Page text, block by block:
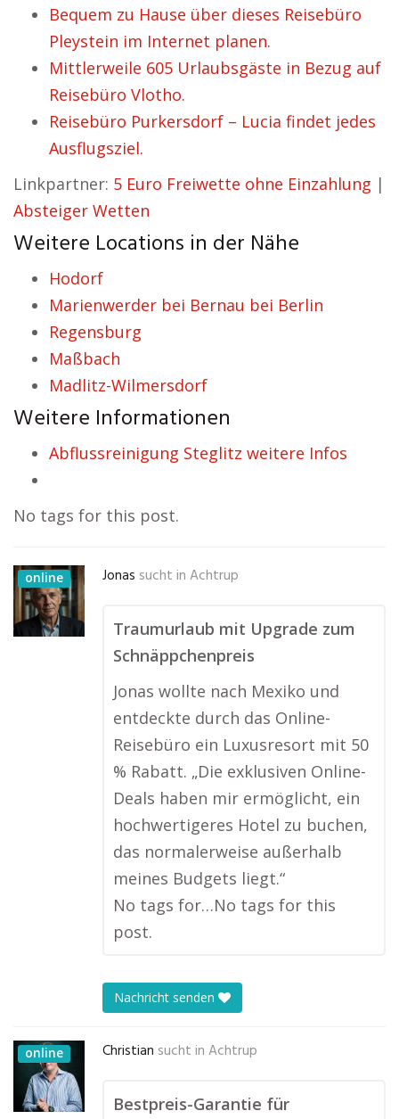
Bequem zu Hause über dieses Reisebüro
Pleystein im Internet planen.
Mittlerweile 605 Urlaubsgäste in Bezug auf
Reisebüro Vlotho.
Reisebüro Purkersdorf – Lucia findet jedes
Ausflugsziel.
Linkpartner: 5 Euro Freiwette ohne Einzahlung |
Absteiger Wetten
Weitere Locations in der Nähe
Hodorf
Marienwerder bei Bernau bei Berlin
Regensburg
Maßbach
Madlitz-Wilmersdorf
Weitere Informationen
Abflussreinigung Steglitz weitere Infos
No tags for this post.
online Jonas sucht in Achtrup
Traumurlaub mit Upgrade zum
Schnäppchenpreis
Jonas wollte nach Mexiko und
entdeckte durch das Online-
Reisebüro ein Luxusresort mit 50
% Rabatt. „Die exklusiven Online-
Deals haben mir ermöglicht, ein
hochwertigeres Hotel zu buchen,
das normalerweise außerhalb
meines Budgets liegt.“
No tags for…No tags for this
post.
Nachricht senden
online Christian sucht in Achtrup
Bestpreis-Garantie für